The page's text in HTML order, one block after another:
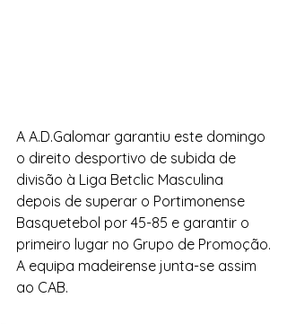
A A.D.Galomar garantiu este domingo
o direito desportivo de subida de
divisão à Liga Betclic Masculina
depois de superar o Portimonense
Basquetebol por 45-85 e garantir o
primeiro lugar no Grupo de Promoção.
A equipa madeirense junta-se assim
ao CAB.